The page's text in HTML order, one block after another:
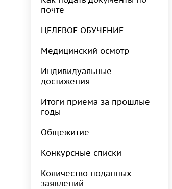
почте
ЦЕЛЕВОЕ ОБУЧЕНИЕ
Медицинский осмотр
Индивидуальные
достижения
Итоги приема за прошлые
годы
Общежитие
Конкурсные списки
Количество поданных
заявлений